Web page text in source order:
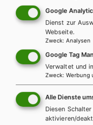
MMag.
+
Google
Dienst zur
Webseite.
Zweck: Analysen
Google Tag
Verwaltet und
Zweck: Werbung
Alle Dienste
Diesen
aktivieren/